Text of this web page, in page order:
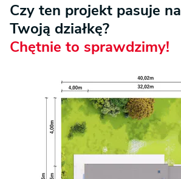
Czy ten projekt pasuje na
Twoją działkę?
Chętnie to sprawdzimy!